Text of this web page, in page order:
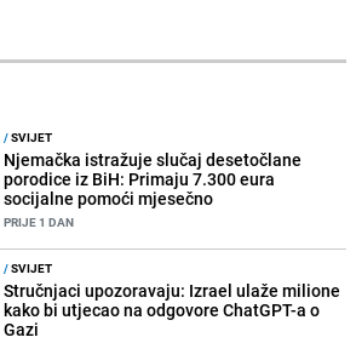
/SVIJET
Njemačka istražuje slučaj desetočlane
porodice iz BiH: Primaju 7.300 eura
socijalne pomoći mjesečno
PRIJE 1 DAN
/SVIJET
Stručnjaci upozoravaju: Izrael ulaže milione
kako bi utjecao na odgovore ChatGPT-a o
Gazi